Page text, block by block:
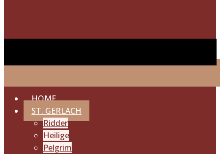
HOME
ST. GERLACH
Ridder
Heilige
Pelgrim